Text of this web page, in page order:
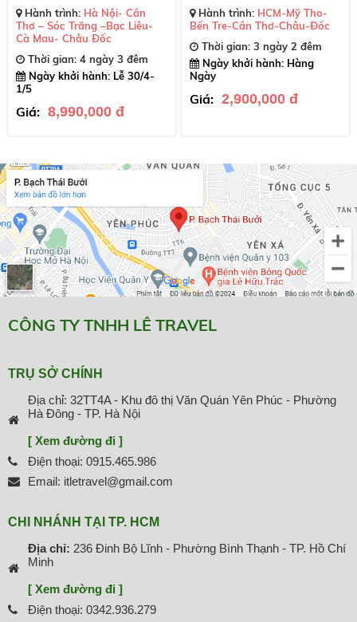
Hành trình: Hà Nội- Cần
Thơ – Sóc Trăng –Bạc Liêu-
Cà Mau- Châu Đốc
Thời gian: 4 ngày 3 đêm
Ngày khởi hành: Lễ 30/4-
1/5
Giá: 8,990,000 đ
Hành trình: HCM-Mỹ Tho-
Bến Tre-Cần Thơ-Châu-Đốc
Thời gian: 3 ngày 2 đêm
Ngày khởi hành: Hàng
Ngày
Giá: 2,900,000 đ
CÔNG TY TNHH LÊ TRAVEL
TRỤ SỞ CHÍNH
Địa chỉ: 32TT4A - Khu đô thị Văn Quán Yên Phúc - Phường
Hà Đông - TP. Hà Nội
[ Xem đường đi ]
Điện thoại: 0915.465.986
Email: itletravel@gmail.com
CHI NHÁNH TẠI TP. HCM
Địa chỉ: 236 Đinh Bộ Lĩnh - Phường Bình Thạnh - TP. Hồ Chí
Minh
[ Xem đường đi ]
Điện thoại: 0342.936.279